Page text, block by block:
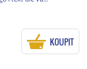
KOUPIT